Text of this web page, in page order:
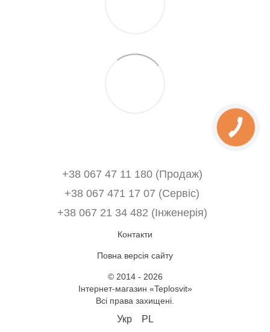
+38 067 47 11 180 (Продаж)
+38 067 471 17 07 (Сервіс)
‎+38 067 21 34 482 (Інженерія)
Контакти
Повна версія сайту
© 2014 - 2026
Інтернет-магазин «Teplosvit»
Всі права захищені.
Укр PL